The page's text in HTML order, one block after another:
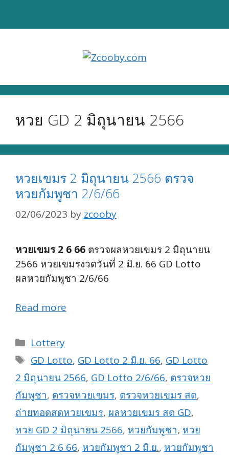
หวย GD 2 มิถุนายน 2566
หวยเขมร 2 มิถุนายน 2566 ตรวจ
หวยกัมพูชา 2/6/66
02/06/2023 by zcooby
หวยเขมร 2 6 66 ตรวจผลหวยเขมร 2 มิถุนายน
2566 หวยเขมรงวดวันที่ 2 มิ.ย. 66 GD Lotto
ผลหวยกัมพูชา 2/6/66
Read more
Categories
Lottery
Tags
GD Lotto, GD Lotto 2 มิ.ย. 66, GD Lotto
2 มิถุนายน 2566, GD Lotto 2/6/66, ตรวจหวย
กัมพูชา, ตรวจหวยเขมร, ตรวจหวยเขมร สด,
ถ่ายทอดสดหวยเขมร, ผลหวยเขมร สด GD,
หวย GD 2 มิถุนายน 2566, หวยกัมพูชา, หวย
กัมพูชา 2 6 66, หวยกัมพูชา 2 มิ.ย., หวยกัมพูชา